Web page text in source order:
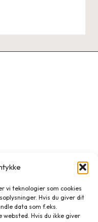
vi teknologier som cookies
Hvis du giver dit
data som f.eks.
Hvis du ikke giver